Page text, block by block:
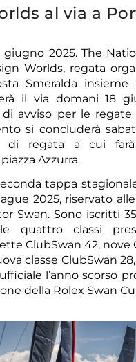
al via a
giugno 2025. The
Worlds, regata
Smeralda insieme
il via domani 18
avviso per le regate
si concluderà
di regata a cui
Azzurra.
tappa
2025, riservato
Swan. Sono iscritti
quattro classi
ClubSwan 42, nove
classe ClubSwan
l’anno scorso
della Rolex Swan